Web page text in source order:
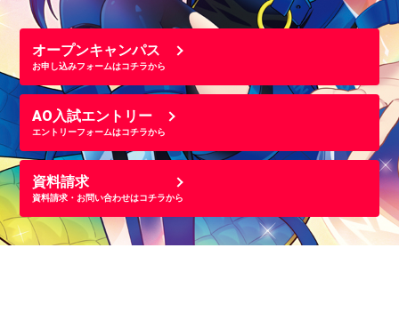
オープンキャンパス
お申し込みフォームはコチラから
AO入試エントリー
エントリーフォームはコチラから
資料請求
資料請求・お問い合わせはコチラから